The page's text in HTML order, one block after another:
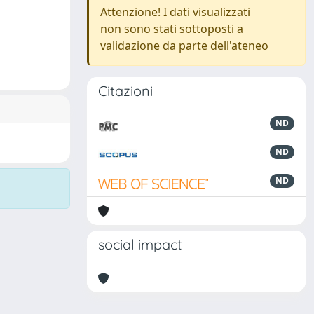
Attenzione! I dati visualizzati
non sono stati sottoposti a
validazione da parte dell'ateneo
Citazioni
ND
ND
ND
social impact